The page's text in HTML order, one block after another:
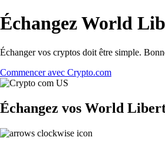
Échangez World
Échanger vos cryptos doit être simple.
Commencer avec Crypto.com
Échangez vos World